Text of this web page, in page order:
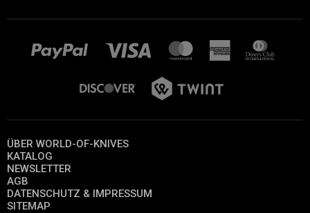
ÜBER WORLD-OF-KNIVES
KATALOG
NEWSLETTER
AGB
DATENSCHUTZ & IMPRESSUM
SITEMAP